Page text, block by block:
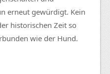
erneut gewürdigt. Kein
historischen Zeit so
wie der Hund.